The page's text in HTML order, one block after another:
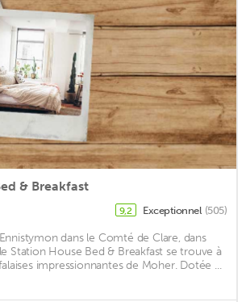
& Breakfast
9,2 Exceptionnel (505)
dans le Comté de Clare, dans
Station House Bed & Breakfast se trouve à
impressionnantes de Moher. Dotée ...